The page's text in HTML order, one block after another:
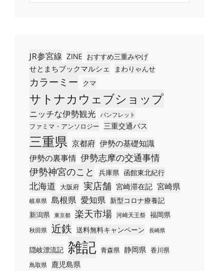
JR参宮線 ZINE おすすめ三重みやげ
せとまちブックマルシェ まわりゃんせ
カラーミー クマ
サトナカウェブショップ
ニッチな伊勢観光 パンフレット
ファミマ・アンソロジー 三重交通バス
三重県 京都府 伊勢の基礎知識
伊勢の裏事情 伊勢志摩の交通事情
伊勢神宮のこと 兵庫県 函館東北紀行
北海道 大阪府 実店舗 宮崎滞在記 宮崎県
岐阜県 島根県 愛知県 新型コロナ療養記
新潟県
東京都 楽天市場 河崎天王祭 福岡県
秋田県 近鉄 送料無料キャンペーン 長崎県
隠岐漂流記 雑記 青森県 静岡県 香川県
鳥取県 鹿児島県